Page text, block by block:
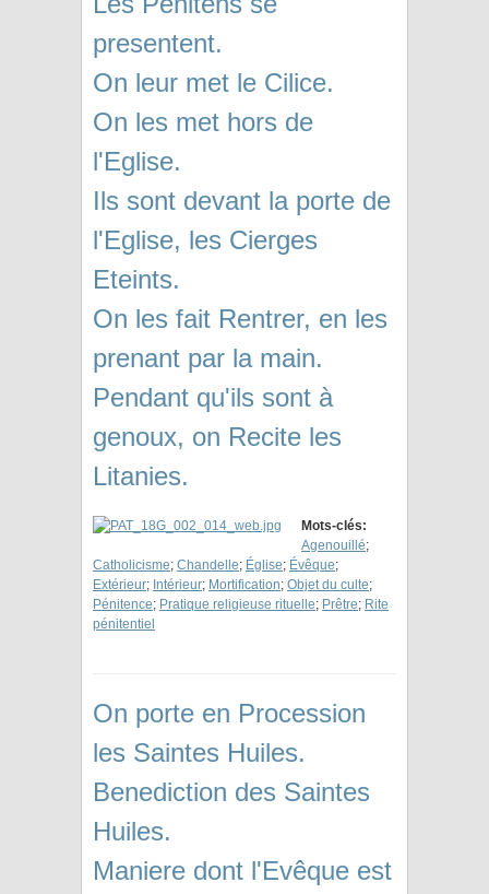
presentent.
On leur met le Cilice.
On les met hors de
l'Eglise.
Ils sont devant la porte de
l'Eglise, les Cierges
Eteints.
On les fait Rentrer, en les
prenant par la main.
Pendant qu'ils sont à
genoux, on Recite les
Litanies.
Mots-clés:
Agenouillé;
Catholicisme; Chandelle; Église; Évêque;
Extérieur; Intérieur; Mortification; Objet du culte;
Pénitence; Pratique religieuse rituelle; Prêtre; Rite
pénitentiel
On porte en Procession
les Saintes Huiles.
Benediction des Saintes
Huiles.
Maniere dont l'Evêque est